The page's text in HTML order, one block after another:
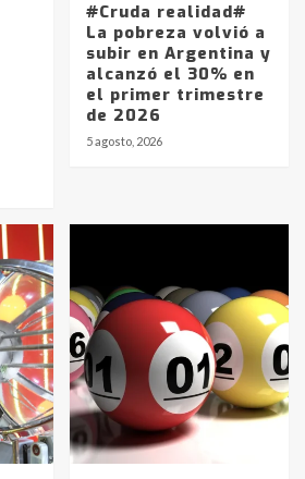
#Cruda realidad#
La pobreza volvió a
subir en Argentina y
alcanzó el 30% en
el primer trimestre
de 2026
5 agosto, 2026